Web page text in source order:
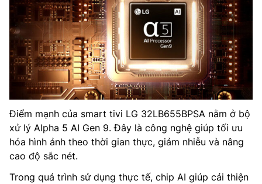
Điểm mạnh của smart tivi LG 32LB655BPSA nằm ở bộ
xử lý Alpha 5 AI Gen 9. Đây là công nghệ giúp tối ưu
hóa hình ảnh theo thời gian thực, giảm nhiễu và nâng
cao độ sắc nét.
Trong quá trình sử dụng thực tế, chip AI giúp cải thiện